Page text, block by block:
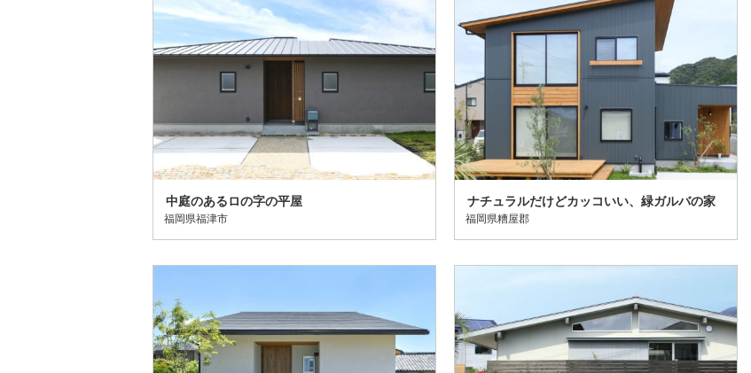
中庭のあるロの字の平屋
福岡県福津市
ナチュラルだけどカッコいい、緑ガルバの家
福岡県糟屋郡